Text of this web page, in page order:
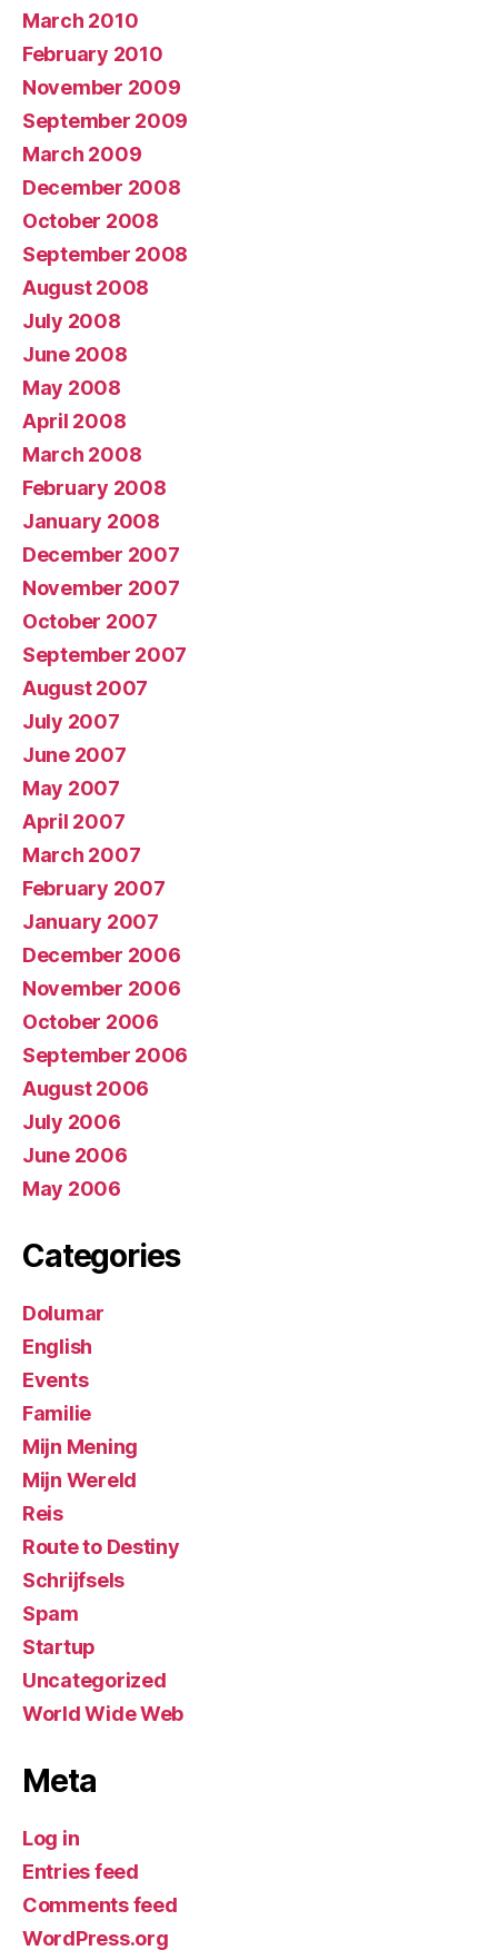
March 2010
February 2010
November 2009
September 2009
March 2009
December 2008
October 2008
September 2008
August 2008
July 2008
June 2008
May 2008
April 2008
March 2008
February 2008
January 2008
December 2007
November 2007
October 2007
September 2007
August 2007
July 2007
June 2007
May 2007
April 2007
March 2007
February 2007
January 2007
December 2006
November 2006
October 2006
September 2006
August 2006
July 2006
June 2006
May 2006
Categories
Dolumar
English
Events
Familie
Mijn Mening
Mijn Wereld
Reis
Route to Destiny
Schrijfsels
Spam
Startup
Uncategorized
World Wide Web
Meta
Log in
Entries feed
Comments feed
WordPress.org